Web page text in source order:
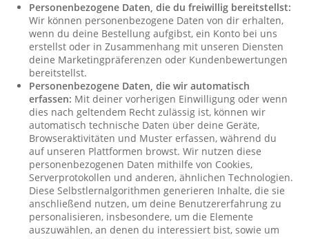
Personenbezogene Daten, die du freiwillig bereitstellst:
Wir können personenbezogene Daten von dir erhalten,
wenn du deine Bestellung aufgibst, ein Konto bei uns
erstellst oder in Zusammenhang mit unseren Diensten
deine Marketingpräferenzen oder Kundenbewertungen
bereitstellst.
Personenbezogene Daten, die wir automatisch
erfassen: Mit deiner vorherigen Einwilligung oder wenn
dies nach geltendem Recht zulässig ist, können wir
automatisch technische Daten über deine Geräte,
Browseraktivitäten und Muster erfassen, während du
auf unseren Plattformen browst. Wir nutzen diese
personenbezogenen Daten mithilfe von Cookies,
Serverprotokollen und anderen, ähnlichen Technologien.
Diese Selbstlernalgorithmen generieren Inhalte, die sie
anschließend nutzen, um deine Benutzererfahrung zu
personalisieren, insbesondere, um die Elemente
auszuwählen, an denen du interessiert bist, sowie um